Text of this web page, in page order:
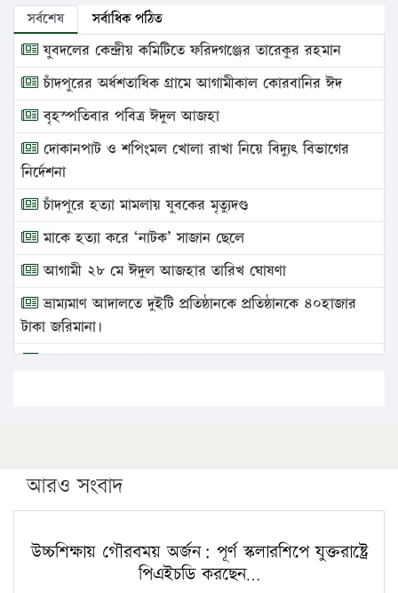
সর্বশেষ সর্বাধিক পঠিত
যুবদলের কেন্দ্রীয় কমিটিতে ফরিদগঞ্জের তারেকুর রহমান
চাঁদপুরের অর্ধশতাধিক গ্রামে আগামীকাল কোরবানির ঈদ
বৃহস্পতিবার পবিত্র ঈদুল আজহা
দোকানপাট ও শপিংমল খোলা রাখা নিয়ে বিদ্যুৎ বিভাগের
নির্দেশনা
চাঁদপুরে হত্যা মামলায় যুবকের মৃত্যুদণ্ড
মাকে হত্যা করে ‘নাটক’ সাজান ছেলে
আগামী ২৮ মে ঈদুল আজহার তারিখ ঘোষণা
ভ্রাম্যমাণ আদালতে দুইটি প্রতিষ্ঠানকে প্রতিষ্ঠানকে ৪০হাজার
টাকা জরিমানা।
এবার লঞ্চের ভাড়া বাড়ল
পিএইচডি করছেন কুয়েটের কৃতি…
সারা দেশে বজ্রাঘাতে ১৪ জনের প্রাণহানি
কঠোর হচ্ছে এসএসসি ও এইচএসসি পরীক্ষা
ফরিদগঞ্জে আগুনে পুড়লো ৬ ব্যবসা প্রতিষ্ঠান
আরও সংবাদ
উচ্চশিক্ষায় গৌরবময় অর্জন: পূর্ণ স্কলারশিপে যুক্তরাষ্ট্রে
পিএইচডি করছেন…